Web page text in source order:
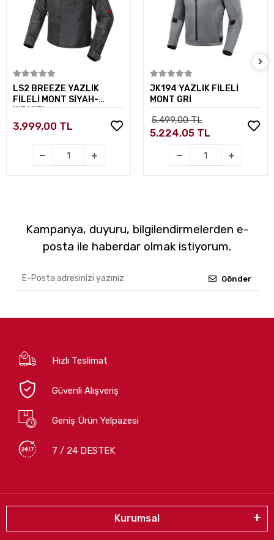
Sepete Ekle
LS2 BREEZE YAZLIK
FİLELİ MONT SİYAH-
KIRMIZI
3.999,00 TL
Sepete Ekle
JK194 YAZLIK FİLELİ
MONT GRİ
5.499,00 TL
5.224,05 TL
Kampanya, duyuru, bilgilendirmelerden e-
posta ile haberdar olmak istiyorum.
Gönder
Hızlı Teslimat
Güvenli Alışveriş
Geniş Ürün Yelpazesi
7 / 24 DESTEK
Kurumsal